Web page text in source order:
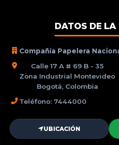
DATOS DE LA
Compañía Papelera
Calle 17 A # 69 B - 35
Zona Industrial Montevideo
Bogotá, Colombia
Teléfono: 7444000
UBICACIÓN